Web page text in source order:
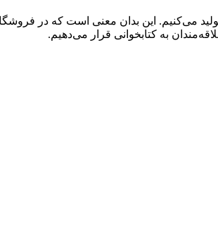
می‌کنیم. این بدان معنی است که در
به کتابخوانی قرار می‌دهیم.